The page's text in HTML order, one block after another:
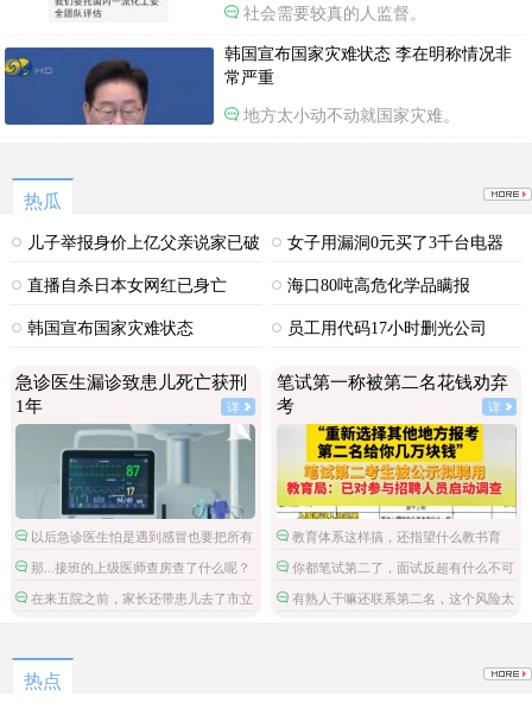
社会需要较真的人监督。
韩国宣布国家灾难状态 李在明称情况非
常严重
地方太小动不动就国家灾难。
热瓜
儿子举报身价上亿父亲说家已破
碎
女子用漏洞0元买了3千台电器
直播自杀日本女网红已身亡 海口80吨高危化学品瞒报
韩国宣布国家灾难状态
员工用代码17小时删光公司
急诊医生漏诊致患儿死亡获刑
1年
详
以后急诊医生怕是遇到感冒也要把所有
检查都做了。
那...接班的上级医师查房查了什么呢？
在来五院之前，家长还带患儿去了市立
笔试第一称被第二名花钱劝弃
考
详
教育体系这样搞，还指望什么教书育
人。你都笔试第二了，面试反超有什么不可
能的，非要多此一举。
有熟人干嘛还联系第二名，这个风险太
热点